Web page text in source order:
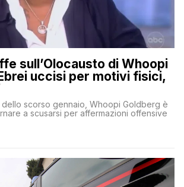
sull’Olocausto di Whoopi
uccisi per motivi fisici,
scorso gennaio, Whoopi Goldberg è
a scusarsi per affermazioni offensive